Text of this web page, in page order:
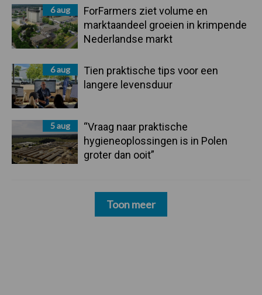
6 aug
ForFarmers ziet volume en
marktaandeel groeien in krimpende
Nederlandse markt
6 aug
Tien praktische tips voor een
langere levensduur
5 aug
“Vraag naar praktische
hygieneoplossingen is in Polen
groter dan ooit”
Toon meer